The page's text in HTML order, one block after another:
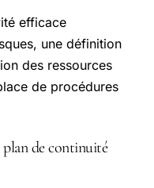
efficace
une définition
des ressources
de procédures
plan de continuité